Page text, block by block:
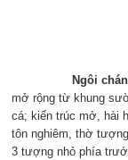
Ngôi
mở rộng từ khung
cá; kiến trúc mở, hài
tôn nghiêm, thờ
3 tượng nhỏ phía